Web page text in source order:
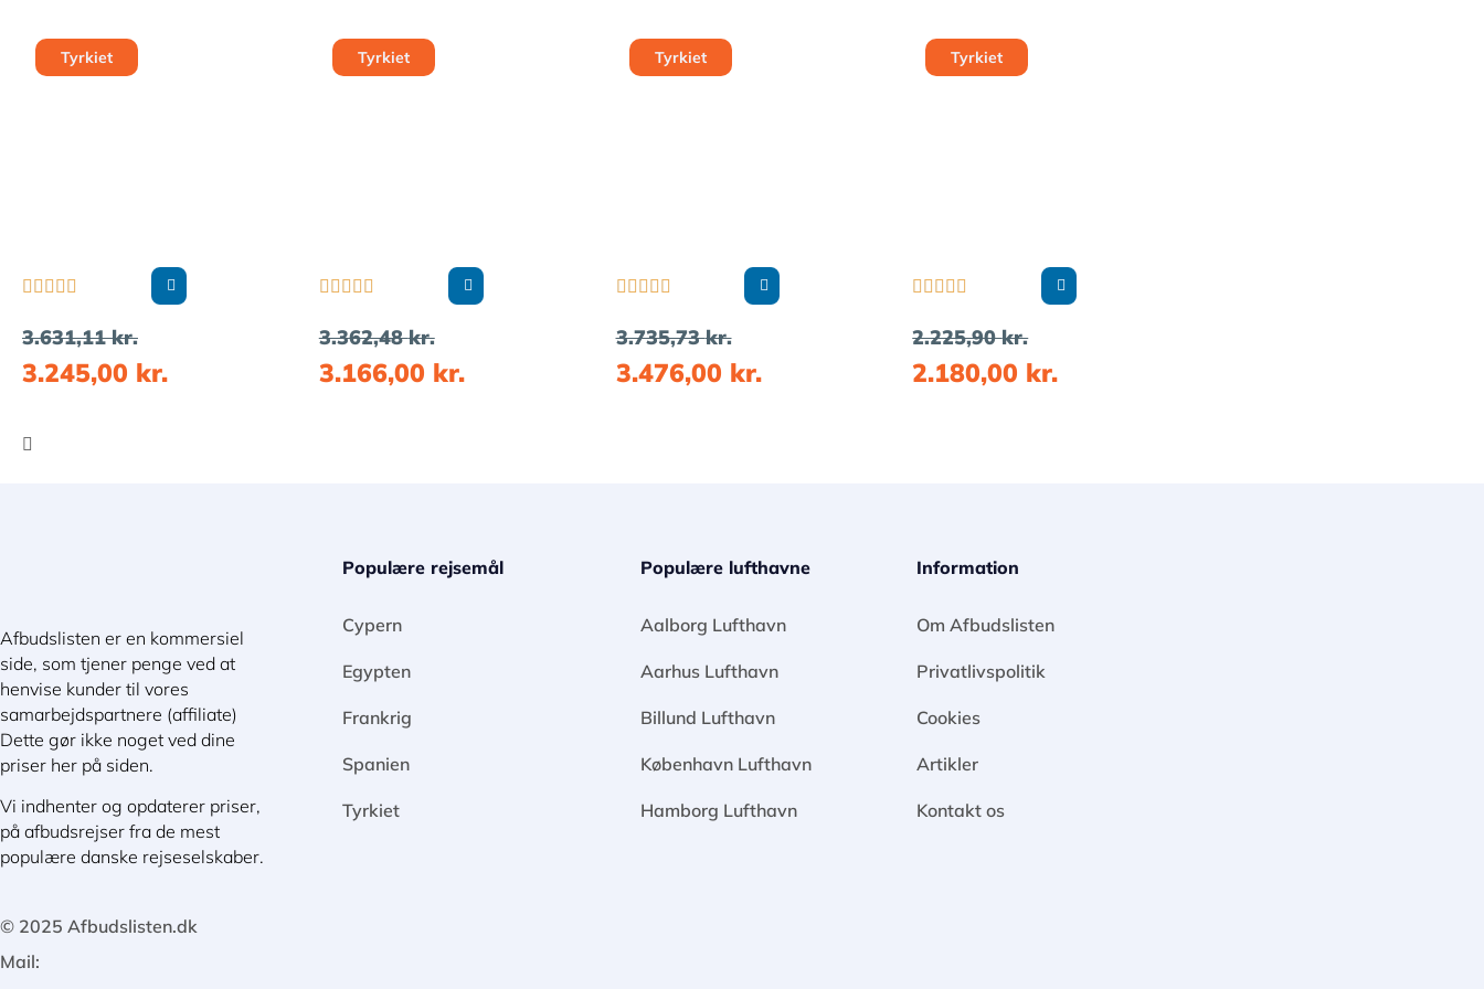
Tyrkiet
    
3.631,11kr.
3.245,00 kr.
Tyrkiet
    
3.362,48kr.
3.166,00 kr.
Tyrkiet
    
3.735,73kr.
3.476,00 kr.
Tyrkiet
    
2.225,90kr.
2.180,00 kr.
Afbudslisten er en kommersiel
side, som tjener penge ved at
henvise kunder til vores
samarbejdspartnere (affiliate)
Dette gør ikke noget ved dine
priser her på siden.
Vi indhenter og opdaterer priser,
på afbudsrejser fra de mest
populære danske rejseselskaber.
© 2025 Afbudslisten.dk
Mail:
Populære rejsemål
Cypern
Egypten
Frankrig
Spanien
Tyrkiet
Populære lufthavne
Aalborg Lufthavn
Aarhus Lufthavn
Billund Lufthavn
København Lufthavn
Hamborg Lufthavn
Information
Om Afbudslisten
Privatlivspolitik
Cookies
Artikler
Kontakt os